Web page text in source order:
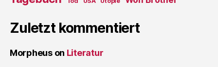
Zuletzt kommentiert
Morpheuson Literatur